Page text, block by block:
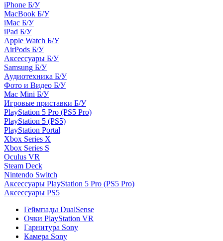
iPhone Б/У
MacBook Б/У
iMac Б/У
iPad Б/У
Apple Watch Б/У
AirPods Б/У
Аксессуары Б/У
Samsung Б/У
Аудиотехника Б/У
Фото и Видео Б/У
Mac Mini Б/У
Игровые приставки Б/У
PlayStation 5 Pro (PS5 Pro)
PlayStation 5 (PS5)
PlayStation Portal
Xbox Series X
Xbox Series S
Oculus VR
Steam Deck
Nintendo Switch
Аксессуары PlayStation 5 Pro (PS5 Pro)
Аксессуары PS5
Геймпады DualSense
Очки PlayStation VR
Гарнитура Sony
Камера Sony